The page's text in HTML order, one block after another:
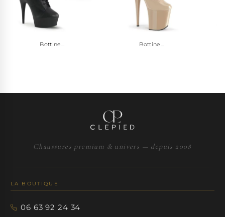
Bottine... Bottine...
Chaussures premium & univers — depuis 2008
LA BOUTIQUE
06 63 92 24 34